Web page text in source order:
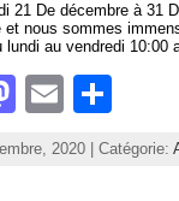
21 De décembre à 31
et nous sommes
lundi au vendredi
M
a
st
E
m
ai
h
ar
2020 | Catégorie: